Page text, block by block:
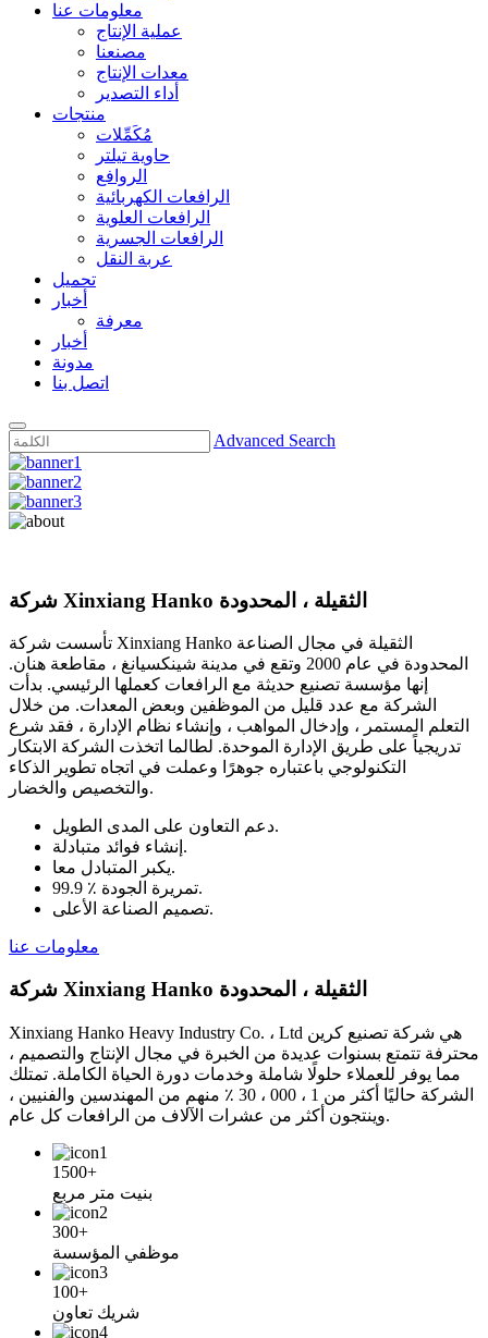
معلومات عنا
عملية الإنتاج
مصنعنا
معدات الإنتاج
أداء التصدير
منتجات
مُكَمِّلات
حاوية تيلتر
الروافع
الرافعات الكهربائية
الرافعات العلوية
الرافعات الجسرية
عربة النقل
تحميل
أخبار
معرفة
أخبار
مدونة
اتصل بنا
Advanced Search
شركة Xinxiang Hanko الثقيلة ، المحدودة
تأسست شركة Xinxiang Hanko الثقيلة في مجال الصناعة
المحدودة في عام 2000 وتقع في مدينة شينكسيانغ ، مقاطعة هنان.
إنها مؤسسة تصنيع حديثة مع الرافعات كعملها الرئيسي. بدأت
الشركة مع عدد قليل من الموظفين وبعض المعدات. من خلال
التعلم المستمر ، وإدخال المواهب ، وإنشاء نظام الإدارة ، فقد شرع
تدريجياً على طريق الإدارة الموحدة. لطالما اتخذت الشركة الابتكار
التكنولوجي باعتباره جوهرًا وعملت في اتجاه تطوير الذكاء
والتخصيص والخضار.
دعم التعاون على المدى الطويل.
إنشاء فوائد متبادلة.
يكبر المتبادل معا.
99.9 ٪ تمريرة الجودة.
تصميم الصناعة الأعلى.
معلومات عنا
شركة Xinxiang Hanko الثقيلة ، المحدودة
Xinxiang Hanko Heavy Industry Co. ، Ltd هي شركة تصنيع كرين
محترفة تتمتع بسنوات عديدة من الخبرة في مجال الإنتاج والتصميم ،
مما يوفر للعملاء حلولًا شاملة وخدمات دورة الحياة الكاملة. تمتلك
الشركة حاليًا أكثر من 1 ، 000 ، 30 ٪ منهم من المهندسين والفنيين ،
وينتجون أكثر من عشرات الآلاف من الرافعات كل عام.
1500+
بنيت متر مربع
300+
موظفي المؤسسة
100+
شريك تعاون